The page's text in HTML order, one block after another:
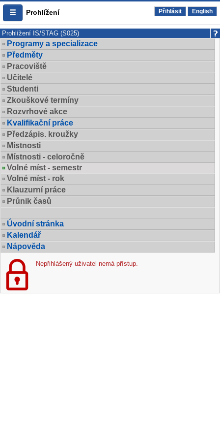
Prohlížení Přihlásit English
Prohlížení IS/STAG (S025)
Programy a specializace
Předměty
Pracoviště
Učitelé
Studenti
Zkouškové termíny
Rozvrhové akce
Kvalifikační práce
Předzápis. kroužky
Místnosti
Místnosti - celoročně
Volné míst - semestr
Volné míst - rok
Klauzurní práce
Průnik časů
Úvodní stránka
Kalendář
Nápověda
Nepřihlášený uživatel nemá přístup.